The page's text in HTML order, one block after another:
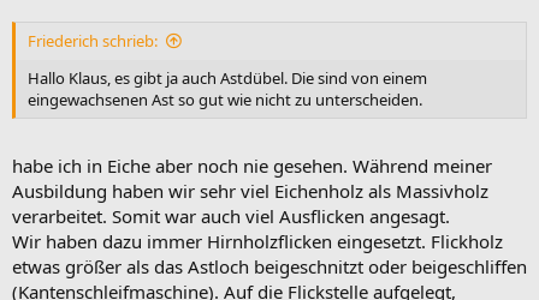
Friederich schrieb:
Hallo Klaus, es gibt ja auch Astdübel. Die sind von einem
eingewachsenen Ast so gut wie nicht zu unterscheiden.
habe ich in Eiche aber noch nie gesehen. Während meiner
Ausbildung haben wir sehr viel Eichenholz als Massivholz
verarbeitet. Somit war auch viel Ausflicken angesagt.
Wir haben dazu immer Hirnholzflicken eingesetzt. Flickholz
etwas größer als das Astloch beigeschnitzt oder beigeschliffen
(Kantenschleifmaschine). Auf die Flickstelle aufgelegt,